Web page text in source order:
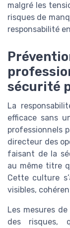
malgré les
risques de
responsabilité
sécurité
La
efficace sans
professionnels
directeur des
faisant de la
au même titre
Cette culture
visibles,
Les mesures
des risques,